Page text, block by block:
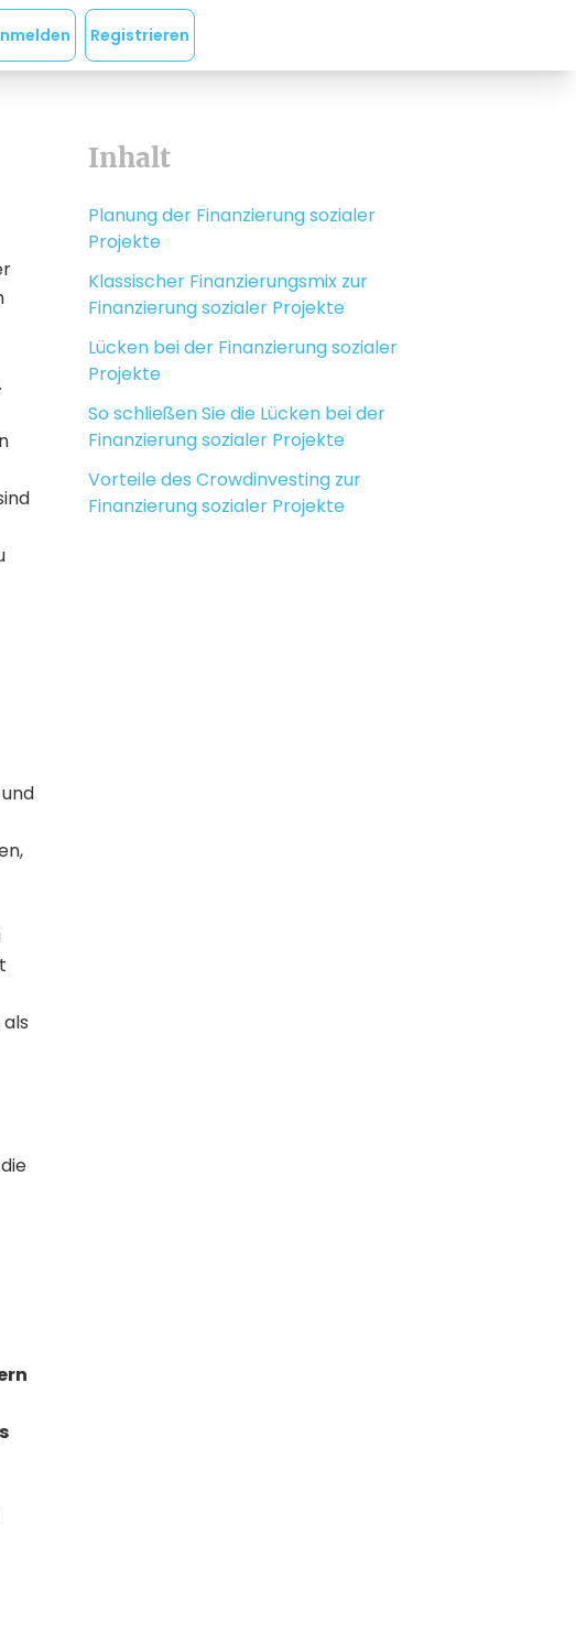
Registrieren
Inhalt
Planung der Finanzierung sozialer
Projekte
Klassischer Finanzierungsmix zur
Finanzierung sozialer Projekte
Lücken bei der Finanzierung sozialer
Projekte
So schließen Sie die Lücken bei der
Finanzierung sozialer Projekte
Vorteile des Crowdinvesting zur
Finanzierung sozialer Projekte